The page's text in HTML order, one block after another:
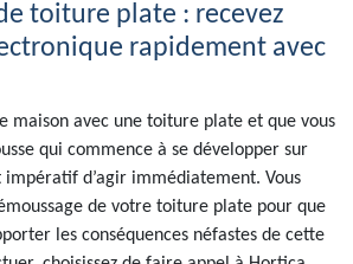
toiture plate : recevez
rapidement avec
maison avec une toiture plate et que vous
qui commence à se développer sur
d’agir immédiatement. Vous
de votre toiture plate pour que
les conséquences néfastes de cette